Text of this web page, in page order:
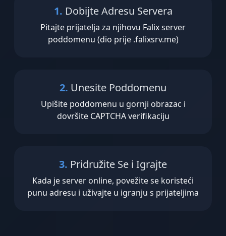
1. Dobijte Adresu Servera
Pitajte prijatelja za njihovu Falix server
poddomenu (dio prije .falixsrv.me)
2. Unesite Poddomenu
Upišite poddomenu u gornji obrazac i
dovršite CAPTCHA verifikaciju
3. Pridružite Se i Igrajte
Kada je server online, povežite se koristeći
punu adresu i uživajte u igranju s prijateljima